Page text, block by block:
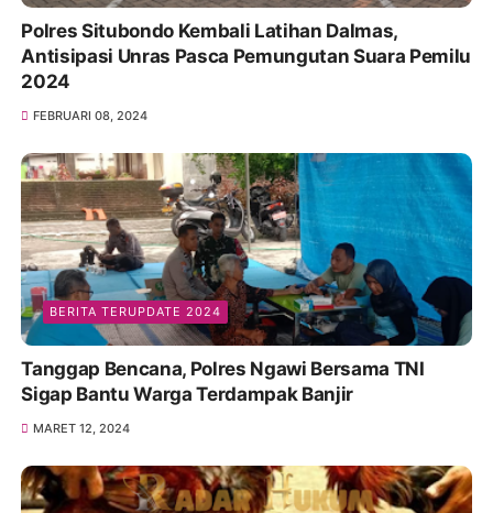
Polres Situbondo Kembali Latihan Dalmas,
Antisipasi Unras Pasca Pemungutan Suara Pemilu
2024
FEBRUARI 08, 2024
BERITA TERUPDATE 2024
Tanggap Bencana, Polres Ngawi Bersama TNI
Sigap Bantu Warga Terdampak Banjir
MARET 12, 2024